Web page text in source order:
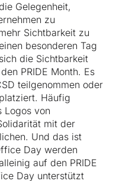
Gelegenheit,
zu
Sichtbarkeit zu
besonderen Tag
die Sichtbarkeit
PRIDE Month. Es
teilgenommen oder
Häufig
Logos von
mit der
Und das ist
Day werden
auf den PRIDE
Day unterstützt